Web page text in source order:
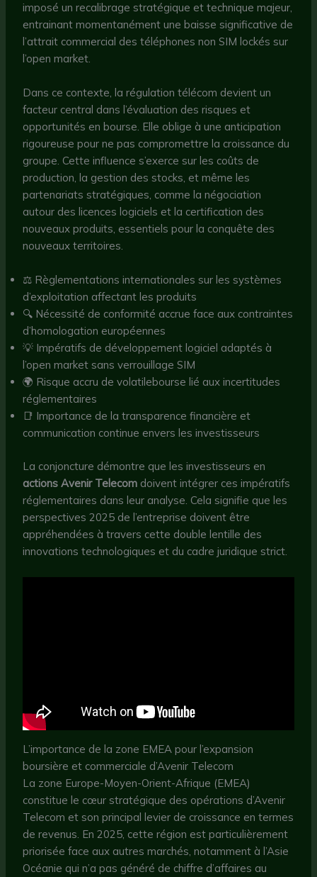
imposé un recalibrage stratégique et technique majeur,
entrainant momentanément une baisse significative de
l’attrait commercial des téléphones non SIM lockés sur
l’open market.
Dans ce contexte, la régulation télécom devient un
facteur central dans l’évaluation des risques et
opportunités en bourse. Elle oblige à une anticipation
rigoureuse pour ne pas compromettre la croissance du
groupe. Cette influence s’exerce sur les coûts de
production, la gestion des stocks, et même les
partenariats stratégiques, comme la négociation
autour des licences logiciels et la certification des
nouveaux produits, essentiels pour la conquête des
nouveaux territoires.
⚖ Règlementations internationales sur les systèmes
d’exploitation affectant les produits
🔍 Nécessité de conformité accrue face aux contraintes
d’homologation européennes
💡 Impératifs de développement logiciel adaptés à
l’open market sans verrouillage SIM
🌍 Risque accru de volatilebourse lié aux incertitudes
réglementaires
📑 Importance de la transparence financière et
communication continue envers les investisseurs
La conjoncture démontre que les investisseurs en
actions Avenir Telecom doivent intégrer ces impératifs
réglementaires dans leur analyse. Cela signifie que les
perspectives 2025 de l’entreprise doivent être
appréhendées à travers cette double lentille des
innovations technologiques et du cadre juridique strict.
L’importance de la zone EMEA pour l’expansion
boursière et commerciale d’Avenir Telecom
La zone Europe-Moyen-Orient-Afrique (EMEA)
constitue le cœur stratégique des opérations d’Avenir
Telecom et son principal levier de croissance en termes
de revenus. En 2025, cette région est particulièrement
priorisée face aux autres marchés, notamment à l’Asie
Océanie qui n’a pas généré de chiffre d’affaires au